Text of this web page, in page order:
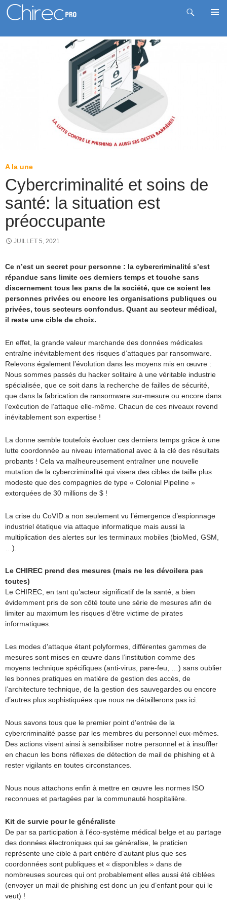
Recherche
A la une
Cybercriminalité et soins de
santé: la situation est
préoccupante
JUILLET 5, 2021
Ce n’est un secret pour personne : la cybercriminalité s’est
répandue sans limite ces derniers temps et touche sans
discernement tous les pans de la société, que ce soient les
personnes privées ou encore les organisations publiques ou
privées, tous secteurs confondus. Quant au secteur médical,
il reste une cible de choix.
En effet, la grande valeur marchande des données médicales
entraîne inévitablement des risques d’attaques par ransomware.
Relevons également l’évolution dans les moyens mis en œuvre :
Nous sommes passés du hacker solitaire à une véritable industrie
spécialisée, que ce soit dans la recherche de failles de sécurité,
que dans la fabrication de ransomware sur-mesure ou encore dans
l’exécution de l’attaque elle-même. Chacun de ces niveaux revend
inévitablement son expertise !
La donne semble toutefois évoluer ces derniers temps grâce à une
lutte coordonnée au niveau international avec à la clé des résultats
probants ! Cela va malheureusement entraîner une nouvelle
mutation de la cybercriminalité qui visera des cibles de taille plus
modeste que des compagnies de type « Colonial Pipeline »
extorquées de 30 millions de $ !
La crise du CoVID a non seulement vu l’émergence d’espionnage
industriel étatique via attaque informatique mais aussi la
multiplication des alertes sur les terminaux mobiles (bioMed, GSM,
…).
Le CHIREC prend des mesures (mais ne les dévoilera pas
toutes)
Le CHIREC, en tant qu’acteur significatif de la santé, a bien
évidemment pris de son côté toute une série de mesures afin de
limiter au maximum les risques d’être victime de pirates
informatiques.
Les modes d’attaque étant polyformes, différentes gammes de
mesures sont mises en œuvre dans l’institution comme des
moyens technique spécifiques (anti-virus, pare-feu, …) sans oublier
les bonnes pratiques en matière de gestion des accès, de
l’architecture technique, de la gestion des sauvegardes ou encore
d’autres plus sophistiquées que nous ne détaillerons pas ici.
Nous savons tous que le premier point d’entrée de la
cybercriminalité passe par les membres du personnel eux-mêmes.
Des actions visent ainsi à sensibiliser notre personnel et à insuffler
en chacun les bons réflexes de détection de mail de phishing et à
rester vigilants en toutes circonstances.
Nous nous attachons enfin à mettre en œuvre les normes ISO
reconnues et partagées par la communauté hospitalière.
Kit de survie pour le généraliste
De par sa participation à l’éco-système médical belge et au partage
des données électroniques qui se généralise, le praticien
représente une cible à part entière d’autant plus que ses
coordonnées sont publiques et « disponibles » dans de
nombreuses sources qui ont probablement elles aussi été ciblées
(envoyer un mail de phishing est donc un jeu d’enfant pour qui le
veut) !